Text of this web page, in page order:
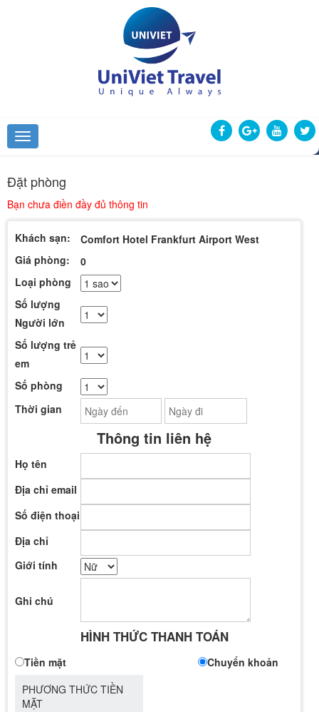
Đặt phòng
Bạn chưa điền đầy đủ thông tin
Khách sạn:
Comfort Hotel Frankfurt Airport West
Giá phòng:
0
Loại phòng
Số lượng
Người lớn
Số lượng trẻ
em
Số phòng
Thời gian
Thông tin liên hệ
Họ tên
Địa chỉ email
Số điện thoại
Địa chỉ
Giới tính
Ghi chú
HÌNH THỨC THANH TOÁN
Tiền mặt
Chuyển khoản
PHƯƠNG THỨC TIỀN
MẶT